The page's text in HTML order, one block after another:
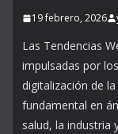
19 febrero, 2026
Las Tendencias
impulsadas por
digitalización de
fundamental en
salud, la industria